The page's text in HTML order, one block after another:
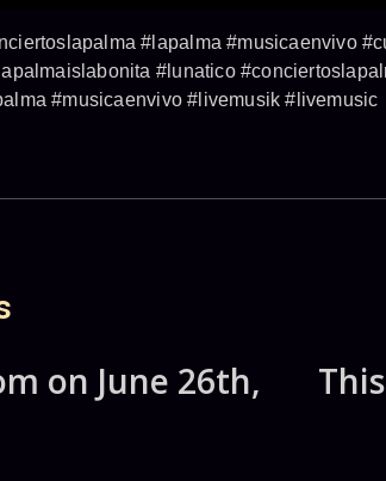
#lapalma #musicaenvivo
#lunatico
#musicaenvivo #livemusik #livemusic
on June 26th,